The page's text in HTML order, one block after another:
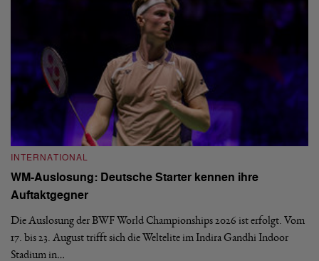
INTERNATIONAL
WM-Auslosung: Deutsche Starter kennen ihre
Auftaktgegner
Die Auslosung der BWF World Championships 2026 ist erfolgt. Vom
17. bis 23. August trifft sich die Weltelite im Indira Gandhi Indoor
Stadium in…